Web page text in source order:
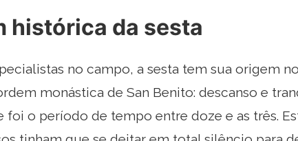
histórica da sesta
no campo, a sesta tem sua origem
monástica de San Benito: descanso e
foi o período de tempo entre doze e as três.